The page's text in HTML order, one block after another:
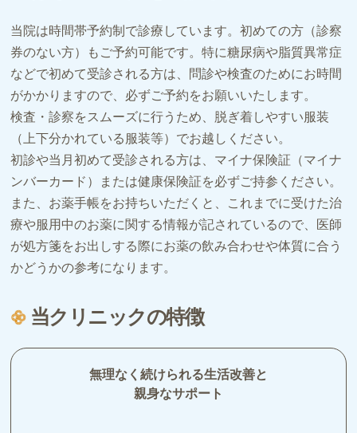
当院は時間帯予約制で診療しています。初めての方（診察
券のない方）もご予約可能です。特に糖尿病や脂質異常症
などで初めて受診される方は、問診や検査のためにお時間
がかかりますので、必ずご予約をお願いいたします。
検査・診察をスムーズに行うため、脱ぎ着しやすい服装
（上下分かれている服装等）でお越しください。
初診や当月初めて受診される方は、マイナ保険証（マイナ
ンバーカード）または健康保険証を必ずご持参ください。
また、お薬手帳をお持ちいただくと、これまでに受けた治
療や服用中のお薬に関する情報が記されているので、医師
が処方箋をお出しする際にお薬の飲み合わせや体質に合う
かどうかの参考になります。
当クリニックの特徴
無理なく続けられる生活改善と
親身なサポート